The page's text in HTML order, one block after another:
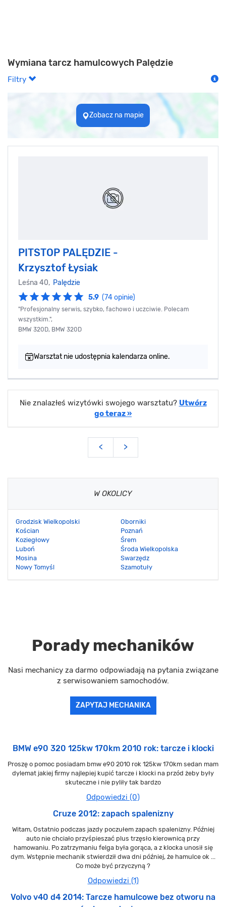
Wymiana tarcz hamulcowych Palędzie
Filtry
Zobacz na mapie
PITSTOP PALĘDZIE -
Krzysztof Łysiak
Leśna 40, Palędzie
5.9 (74 opinie)
"Profesjonalny serwis, szybko, fachowo i uczciwie. Polecam
wszystkim.",
BMW 320D, BMW 320D
Warsztat nie udostępnia kalendarza online.
Nie znalazłeś wizytówki swojego warsztatu? Utwórz
go teraz »
< >
W OKOLICY
Grodzisk Wielkopolski
Kościan
Koziegłowy
Luboń
Mosina
Nowy Tomyśl
Oborniki
Poznań
Śrem
Środa Wielkopolska
Swarzędz
Szamotuły
Porady mechaników
Nasi mechanicy za darmo odpowiadają na pytania związane
z serwisowaniem samochodów.
ZAPYTAJ MECHANIKA
BMW e90 320 125kw 170km 2010 rok: tarcze i klocki
Proszę o pomoc posiadam bmw e90 2010 rok 125kw 170km sedan mam
dylemat jakiej firmy najlepiej kupić tarcze i klocki na przód żeby były
skuteczne i nie pyliły tak bardzo
Odpowiedzi (0)
Cruze 2012: zapach spalenizny
Witam, Ostatnio podczas jazdy poczułem zapach spalenizny. Później
auto nie chciało przyśpieszać plus trzęsło kierownicą przy
hamowaniu. Po zatrzymaniu felga była gorąca, a z klocka unosił się
dym. Wstępnie mechanik stwierdził dwa dni później, że hamulce ok ...
Co może być przyczyną ?
Odpowiedzi (1)
Volvo v40 d4 2014: Tarcze hamulcowe bez otworu na